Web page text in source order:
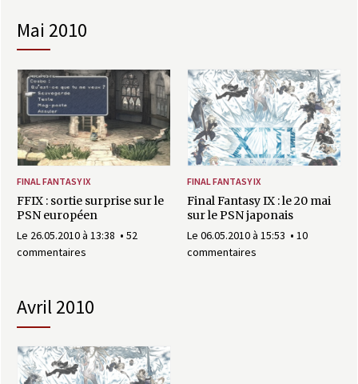
R
mai 2010
FINAL FANTASY IX
FFIX : sortie surprise sur le
PSN européen
Le 26.05.2010 à 13:38
52
commentaires
FINAL FANTASY IX
Final Fantasy IX : le 20 mai
sur le PSN japonais
Le 06.05.2010 à 15:53
10
commentaires
avril 2010